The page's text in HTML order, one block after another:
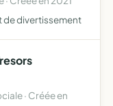
de divertissement
· Créée en